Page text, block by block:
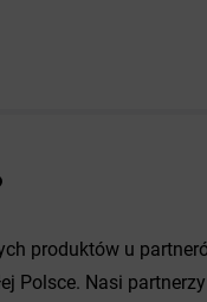
produktów u
Polsce. Nasi